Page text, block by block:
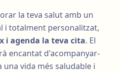
la teva salut amb un
i totalment personalitzat,
i agenda la teva cita. El
encantat d'acompanyar-
una vida més saludable i